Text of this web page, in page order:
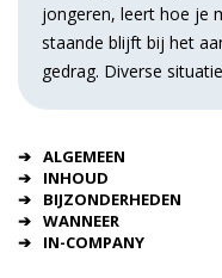
jongeren, leert hoe je
staande blijft bij het
gedrag. Diverse
ALGEMEEN
INHOUD
BIJZONDERHEDEN
WANNEER
IN-COMPANY